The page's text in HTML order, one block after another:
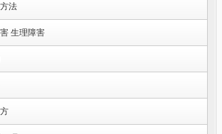
法
生理障害